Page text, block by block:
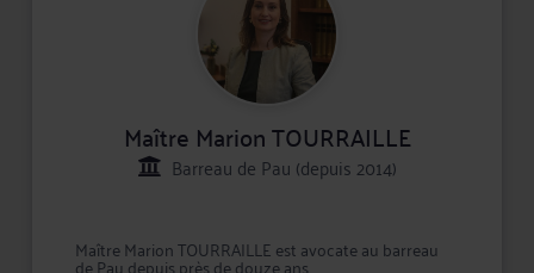
Maître Marion TOURRAILLE
Barreau de Pau (depuis 2014)
Maître Marion TOURRAILLE est avocate au barreau
de Pau depuis près de douze ans.